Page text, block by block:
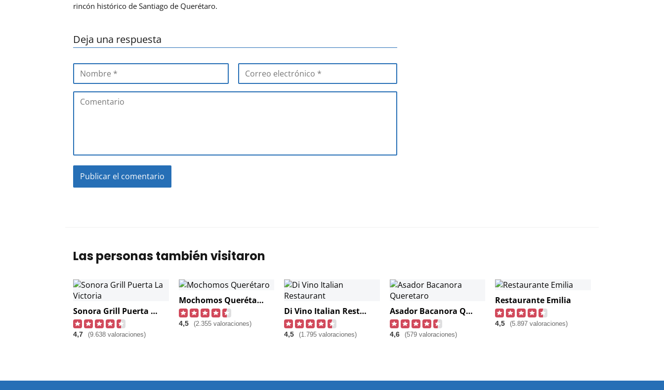
rincón histórico de Santiago de Querétaro.
Deja una respuesta
Las personas también visitaron
Sonora Grill Puerta La Victoria
4,7 (9.638 valoraciones)
Mochomos Querétaro
4,5 (2.355 valoraciones)
Di Vino Italian Restaurant
4,5 (1.795 valoraciones)
Asador Bacanora Queretaro
4,6 (579 valoraciones)
Restaurante Emilia
4,5 (5.897 valoraciones)